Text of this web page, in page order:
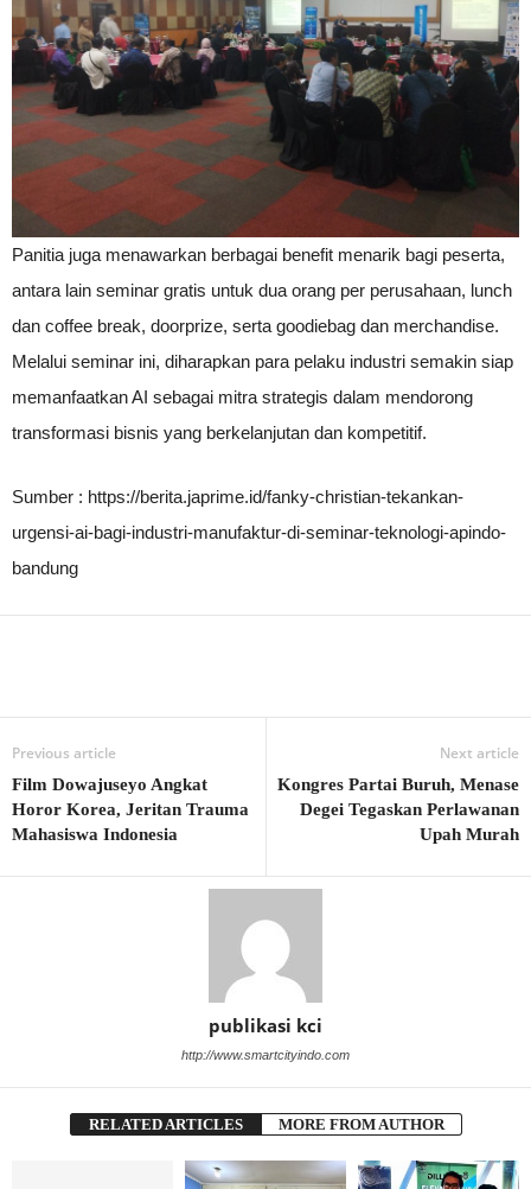
Panitia juga menawarkan berbagai benefit menarik bagi peserta,
antara lain seminar gratis untuk dua orang per perusahaan, lunch
dan coffee break, doorprize, serta goodiebag dan merchandise.
Melalui seminar ini, diharapkan para pelaku industri semakin siap
memanfaatkan AI sebagai mitra strategis dalam mendorong
transformasi bisnis yang berkelanjutan dan kompetitif.
Sumber : https://berita.japrime.id/fanky-christian-tekankan-
urgensi-ai-bagi-industri-manufaktur-di-seminar-teknologi-apindo-
bandung
Previous article
Film Dowajuseyo Angkat
Horor Korea, Jeritan Trauma
Mahasiswa Indonesia
Next article
Kongres Partai Buruh, Menase
Degei Tegaskan Perlawanan
Upah Murah
publikasi kci
http://www.smartcityindo.com
RELATED ARTICLES MORE FROM AUTHOR